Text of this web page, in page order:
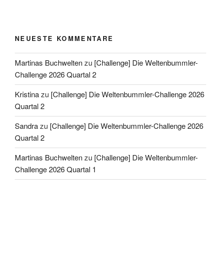
NEUESTE KOMMENTARE
Martinas Buchweltenzu [Challenge] Die Weltenbummler-
Challenge 2026 Quartal 2
Kristinazu [Challenge] Die Weltenbummler-Challenge 2026
Quartal 2
Sandrazu [Challenge] Die Weltenbummler-Challenge 2026
Quartal 2
Martinas Buchweltenzu [Challenge] Die Weltenbummler-
Challenge 2026 Quartal 1